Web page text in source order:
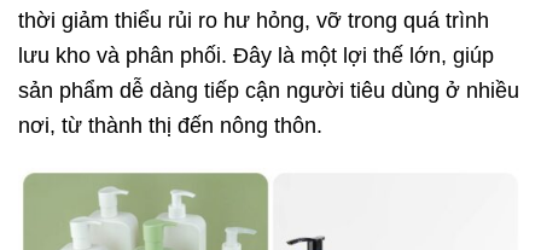
thời giảm thiểu rủi ro hư hỏng, vỡ trong quá trình
lưu kho và phân phối. Đây là một lợi thế lớn, giúp
sản phẩm dễ dàng tiếp cận người tiêu dùng ở nhiều
nơi, từ thành thị đến nông thôn.